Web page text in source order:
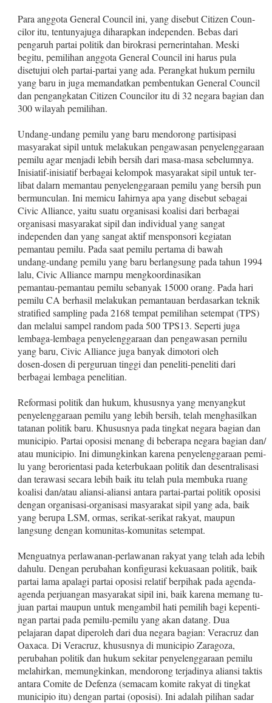
Para anggota General Council ini, yang disebut Citizen Coun­
cilor itu, tentunyajuga diharapkan independen. Bebas dari
penga­ruh partai politik dan birokrasi pernerintahan. Meski
begitu, pe­milihan anggota General Council ini harus pula
disetujui oleh par­tai‑partai yang ada. Perangkat hukum pernilu
yang baru in juga memandatkan pembentukan General Council
dan pengangkatan Citizen Councilor itu di 32 negara bagian dan
300 wilayah pe­milihan.
Undang‑undang pemilu yang baru mendorong partisipasi
masyarakat sipil untuk melakukan pengawasan penyelenggaraan
pemilu agar menjadi lebih bersih dari masa‑masa sebelumnya.
Inisiatif‑inisiatif berbagai kelompok masyarakat sipil untuk ter­
libat dalarn memantau penyelenggaraan pemilu yang bersih pun
bermunculan. Ini memicu Iahirnya apa yang disebut sebagai
Civic Alliance, yaitu suatu organisasi koalisi dari berbagai
organisasi masyarakat sipil dan individual yang sangat
independen dan yang sangat aktif mensponsori kegiatan
pemantau pemilu. Pada saat pemilu pertama di bawah
undang‑undang pemilu yang baru ber­langsung pada tahun 1994
lalu, Civic Alliance marnpu mengkoor­dinasikan
pemantau‑pemantau pemilu sebanyak 15000 orang. Pada hari
pemilu CA berhasil melakukan pemantauan berdasar­kan teknik
stratified sampling pada 2168 tempat pemilihan se­tempat (TPS)
dan melalui sampel random pada 500 TPS13. Seperti juga
lembaga‑lembaga penyelenggaraan dan pengawasan pernilu
yang baru, Civic Alliance juga banyak dimotori oleh
dosen‑dosen di perguruan tinggi dan peneliti‑peneliti dari
berbagai lembaga penelitian.
Reformasi politik dan hukum, khususnya yang menyangkut
penyelenggaraan pemilu yang lebih bersih, telah menghasilkan
tatanan politik baru. Khususnya pada tingkat negara bagian dan
municipio. Partai oposisi menang di beberapa negara bagian dan/
atau municipio. Ini dimungkinkan karena penyelenggaraan pemi­
lu yang berorientasi pada keterbukaan politik dan desentralisasi
dan terawasi secara lebih baik itu telah pula membuka ruang
koa­lisi dan/atau aliansi‑aliansi antara partai‑partai politik oposisi
dengan organisasi‑organisasi masyarakat sipil yang ada, baik
yang berupa LSM, ormas, serikat‑serikat rakyat, maupun
langsung de­ngan komunitas‑komunitas setempat.
Menguatnya perlawanan‑perlawanan rakyat yang telah ada le­bih
dahulu. Dengan perubahan konfigurasi kekuasaan politik, ba­ik
partai lama apalagi partai oposisi relatif berpihak pada agenda­
agenda perjuangan masyarakat sipil ini, baik karena memang tu­
juan partai maupun untuk mengambil hati pemilih bagi kepenti­
ngan partai pada pemilu‑pemilu yang akan datang. Dua
pelajaran dapat diperoleh dari dua negara bagian: Veracruz dan
Oaxaca. Di Veracruz, khususnya di municipio Zaragoza,
perubahan politik dan hukum sekitar penyelenggaraan pemilu
melahirkan, me­mungkinkan, mendorong terjadinya aliansi taktis
antara Comite de Defenza (semacam komite rakyat di tingkat
municipio itu) de­ngan partai (oposisi). Ini adalah pilihan sadar